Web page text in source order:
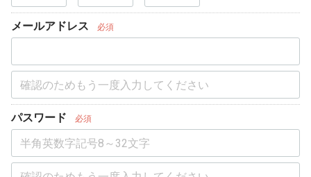
メールアドレス 必須
パスワード 必須